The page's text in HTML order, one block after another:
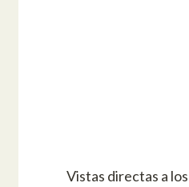
Vistas directas a